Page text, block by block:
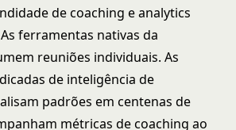
de coaching e analytics
ferramentas nativas da
reuniões individuais. As
de inteligência de
padrões em centenas de
métricas de coaching ao